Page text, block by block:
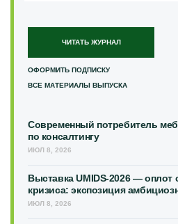
ЧИТАТЬ ЖУРНАЛ
ОФОРМИТЬ ПОДПИСКУ
ВСЕ МАТЕРИАЛЫ ВЫПУСКА
Современный потребитель
по консалтингу
ИЮЛ 8, 2026
Выставка UMIDS-2026 — оплот
кризиса: экспозиция
ИЮЛ 8, 2026